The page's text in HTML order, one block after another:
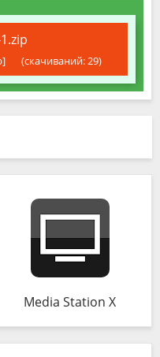
(cкачиваний: 29)
Media Station X